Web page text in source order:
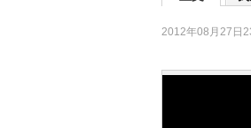
2012年08月27日